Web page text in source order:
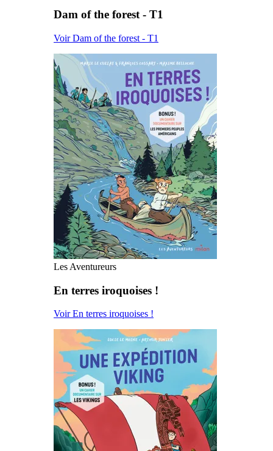
Dam of the forest - T1
Voir Dam of the forest - T1
Les Aventureurs
En terres iroquoises !
Voir En terres iroquoises !